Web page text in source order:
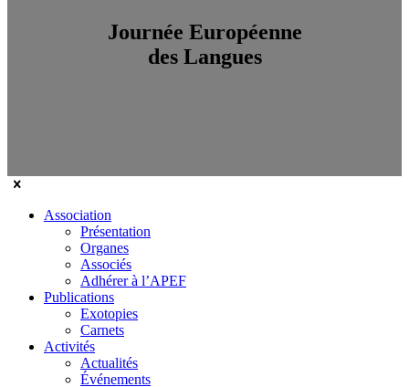
Journée Européenne
des Langues
Association
Présentation
Organes
Associés
Adhérer à l’APEF
Publications
Exotopies
Carnets
Activités
Actualités
Événements